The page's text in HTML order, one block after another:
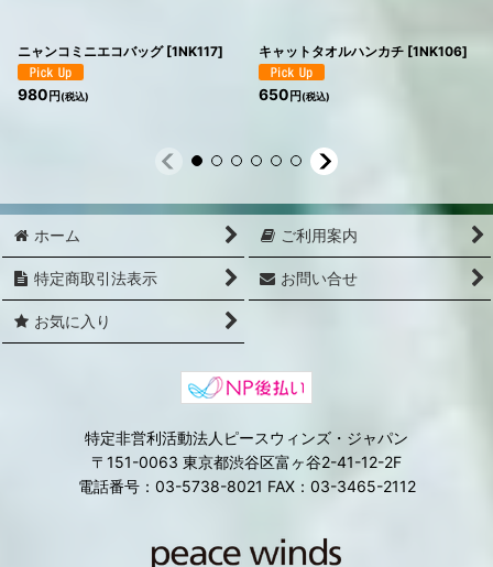
ニャンコミニエコバッグ [1NK117]
980 円(税込)
キャットタオルハンカチ [1NK106]
650 円(税込)
ホーム ご利用案内
特定商取引法表示 お問い合せ
お気に入り
特定非営利活動法人ピースウィンズ・ジャパン
〒151-0063 東京都渋谷区富ヶ谷2-41-12-2F
電話番号：03-5738-8021 FAX：03-3465-2112